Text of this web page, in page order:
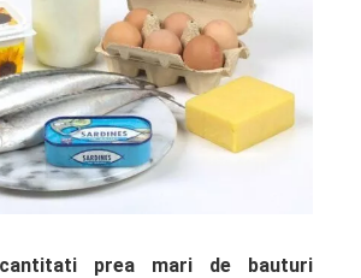
prea mari de bauturi